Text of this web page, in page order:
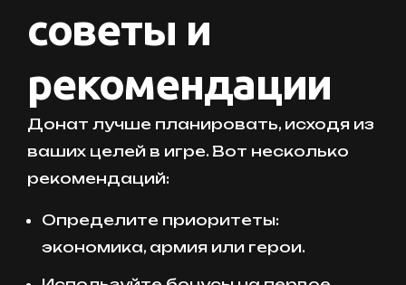
советы и
рекомендации
Донат лучше планировать, исходя из
ваших целей в игре. Вот несколько
рекомендаций:
Определите приоритеты:
экономика, армия или герои.